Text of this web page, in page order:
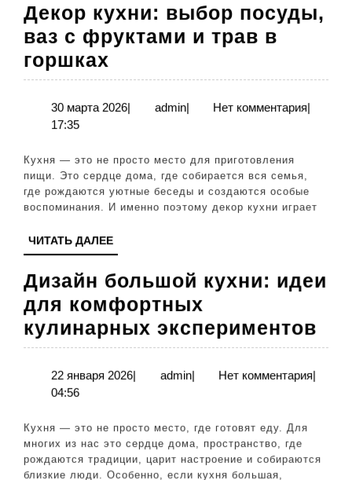
Декор кухни: выбор посуды,
ваз с фруктами и трав в
горшках
кухни:
выбор
ваз
с
фруктами
трав
в
горшках
30 марта 202630
| adminadmin
| Нет комментария|
17:35
Кухня — это не просто место для приготовления
пищи. Это сердце дома, где собирается вся семья,
где рождаются уютные беседы и создаются особые
воспоминания. И именно поэтому декор кухни играет
ЧИТАТЬ ДАЛЕЕЧИТАТЬ
ДАЛЕЕ
Дизайн большой кухни: идеи
для комфортных
кулинарных экспериментов
22 января 202622
| adminadmin
| Нет комментария|
04:56
Кухня — это не просто место, где готовят еду. Для
многих из нас это сердце дома, пространство, где
рождаются традиции, царит настроение и собираются
близкие люди. Особенно, если кухня большая,